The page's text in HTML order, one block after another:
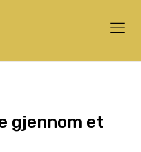
gjennom et